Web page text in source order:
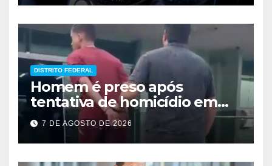
DISTRITO FEDERAL
Homem é preso após
tentativa de homicídio em
festa em São Sebastião
7 DE AGOSTO DE 2026